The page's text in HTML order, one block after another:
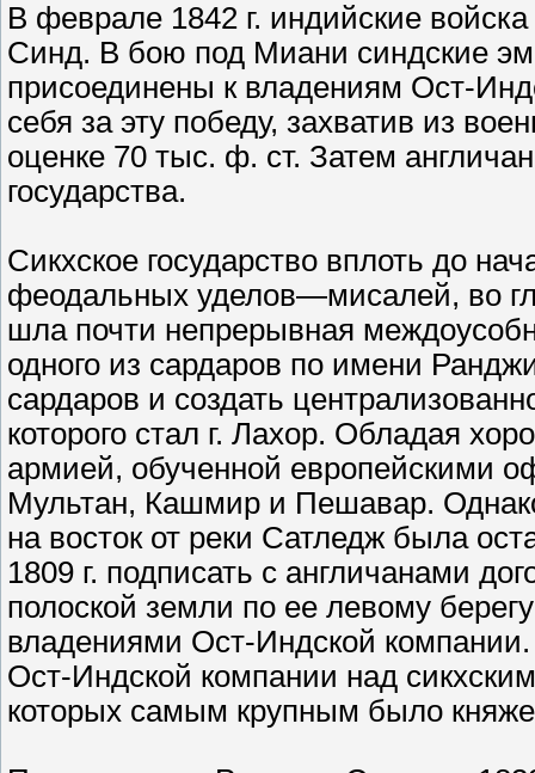
В феврале 1842 г. индийские
Синд. В бою под Миани синдские
присоединены к владениям Ост-
себя за эту победу, захватив из
оценке 70 тыс. ф. ст. Затем
государства.
Сикхское государство вплоть до
феодальных уделов—мисалей, во
шла почти непрерывная
одного из сардаров по имени
сардаров и создать
которого стал г. Лахор. Обладая
армией, обученной европейскими
Мультан, Кашмир и Пешавар.
на восток от реки Сатледж была
1809 г. подписать с англичанами
полоской земли по ее левому
владениями Ост-Индской
Ост-Индской компании над
которых самым крупным было